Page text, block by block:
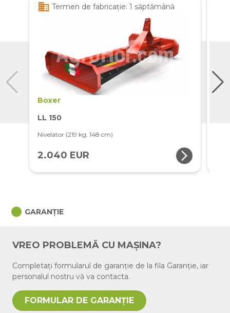
business Termen de fabricație: 1 săptămână
Boxer
LL 150
Nivelator (219 kg, 148 cm)
2.040 EUR arrow_forward_ios
circle GARANȚIE
VREO PROBLEMĂ CU MAȘINA?
Completați formularul de garanție de la fila Garanție, iar
personalul nostru vă va contacta.
FORMULAR DE GARANȚIE